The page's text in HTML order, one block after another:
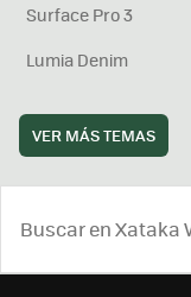
Surface Pro 3
Lumia Denim
VER MÁS TEMAS